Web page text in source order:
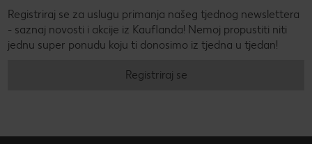
Registriraj se za uslugu primanja našeg tjednog newslettera
- saznaj novosti i akcije iz Kauflanda! Nemoj propustiti niti
jednu super ponudu koju ti donosimo iz tjedna u tjedan!
Registriraj se